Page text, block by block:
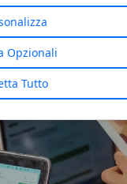
Opzionali
Tutto